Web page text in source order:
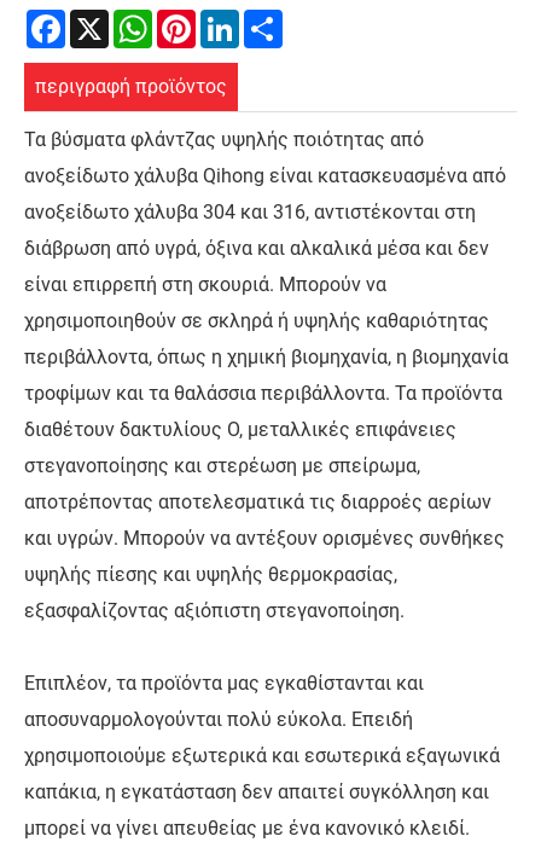
Facebook
X WhatsApp
PinterestLinkedIn
περιγραφή προϊόντος
Τα βύσματα φλάντζας υψηλής ποιότητας από
ανοξείδωτο χάλυβα Qihong είναι κατασκευασμένα από
ανοξείδωτο χάλυβα 304 και 316, αντιστέκονται στη
διάβρωση από υγρά, όξινα και αλκαλικά μέσα και δεν
είναι επιρρεπή στη σκουριά. Μπορούν να
χρησιμοποιηθούν σε σκληρά ή υψηλής καθαριότητας
περιβάλλοντα, όπως η χημική βιομηχανία, η βιομηχανία
τροφίμων και τα θαλάσσια περιβάλλοντα. Τα προϊόντα
διαθέτουν δακτυλίους O, μεταλλικές επιφάνειες
στεγανοποίησης και στερέωση με σπείρωμα,
αποτρέποντας αποτελεσματικά τις διαρροές αερίων
και υγρών. Μπορούν να αντέξουν ορισμένες συνθήκες
υψηλής πίεσης και υψηλής θερμοκρασίας,
εξασφαλίζοντας αξιόπιστη στεγανοποίηση.
Επιπλέον, τα προϊόντα μας εγκαθίστανται και
αποσυναρμολογούνται πολύ εύκολα. Επειδή
χρησιμοποιούμε εξωτερικά και εσωτερικά εξαγωνικά
καπάκια, η εγκατάσταση δεν απαιτεί συγκόλληση και
μπορεί να γίνει απευθείας με ένα κανονικό κλειδί.